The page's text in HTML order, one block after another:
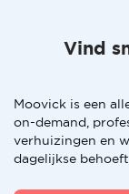
Vind
Moovick is een
on-demand,
verhuizingen en
dagelijkse